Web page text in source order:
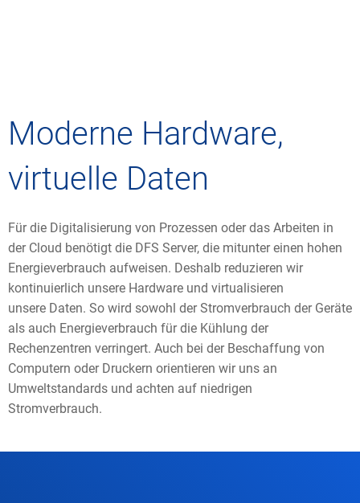
Moderne Hardware,
virtuelle Daten
Für die Digitalisierung von Prozessen oder das Arbeiten in
der Cloud benötigt die DFS Server, die mitunter einen hohen
Energieverbrauch aufweisen. Deshalb reduzieren wir
kontinuierlich unsere Hardware und virtualisieren
unsere Daten. So wird sowohl der Stromverbrauch der Geräte
als auch Energieverbrauch für die Kühlung der
Rechenzentren verringert. Auch bei der Beschaffung von
Computern oder Druckern orientieren wir uns an
Umweltstandards und achten auf niedrigen
Stromverbrauch.